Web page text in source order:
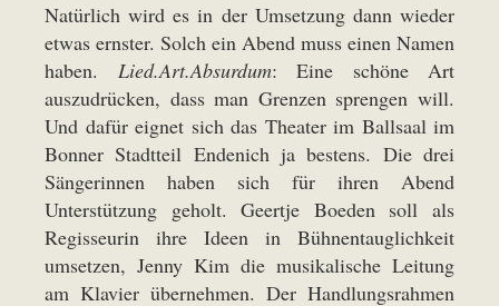
Natürlich wird es in der Umsetzung dann wieder
etwas ernster. Solch ein Abend muss einen Namen
haben. Lied.Art.Absurdum: Eine schöne Art
auszudrücken, dass man Grenzen sprengen will.
Und dafür eignet sich das Theater im Ballsaal im
Bonner Stadtteil Endenich ja bestens. Die drei
Sängerinnen haben sich für ihren Abend
Unterstützung geholt. Geertje Boeden soll als
Regisseurin ihre Ideen in Bühnentauglichkeit
umsetzen, Jenny Kim die musikalische Leitung
am Klavier übernehmen. Der Handlungsrahmen